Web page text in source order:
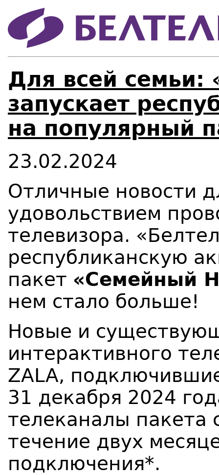
Для всей семьи:
запускает
на популярный
23.02.2024
Отличные новости
удовольствием
телевизора.
республиканскую
пакет «Семейный
нем стало больше!
Новые и
интерактивного
ZALA,
31 декабря 2024
телеканалы пакета
течение двух
подключения*.